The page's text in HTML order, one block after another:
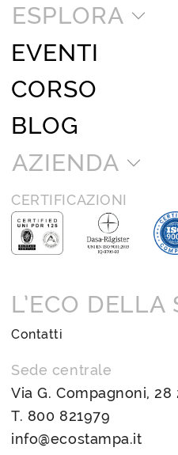
ESPLORA
EVENTI
CORSO
BLOG
AZIENDA
CERTIFICAZIONI
L’ECO DELLA
Contatti
Sede centrale
Via G. Compagnoni, 28
T. 800 821979
info@ecostampa.it